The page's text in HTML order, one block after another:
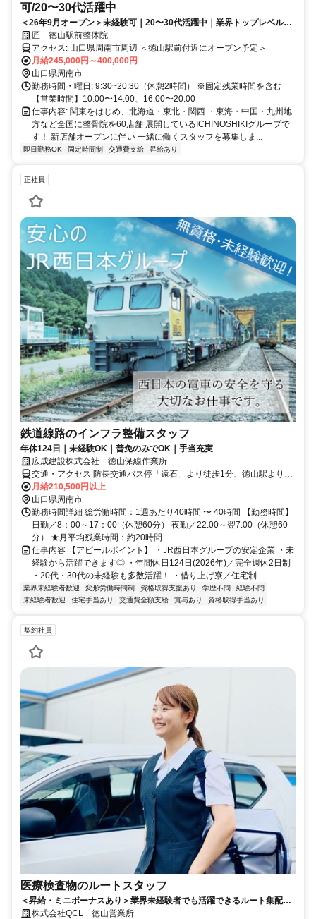
可/20〜30代活躍中
＜26年9月オープン＞未経験可｜20〜30代活躍中｜業界トップレベルの
給与水準｜初回ボーナス80万円・賞与500万円の支給実績あり
匠 徳山駅前整体院
アクセス: 山口県周南市周辺 ＜徳山駅前付近にオープン予定＞
月給245,000円～400,000円
山口県周南市
勤務時間・曜日: 9:30~20:30（休憩2時間） ※固定残業時間を含む
【営業時間】10:00〜14:00、16:00〜20:00
仕事内容: 関東をはじめ、北海道・東北・関西 ・東海・中国・九州地
方など全国に整骨院を60店舗 展開しているICHINOSHIKIグループで
す！ 新店舗オープンに伴い 一緒に働くスタッフを募集しま...
即日勤務OK 固定時間制 交通費支給 昇給あり
正社員
鉄道線路のインフラ整備スタッフ
年休124日｜未経験OK｜普免のみでOK｜手当充実
広成建設株式会社 徳山保線作業所
交通・アクセス 防長交通バス停「遠石」より徒歩1分、徳山駅より車
で約10分
月給210,500円以上
山口県周南市
勤務時間詳細 総労働時間：1週あたり40時間 〜 40時間 【勤務時間】
日勤／8：00～17：00（休憩60分） 夜勤／22:00～翌7:00（休憩60
分） ★月平均残業時間：約20時間
仕事内容 【アピールポイント】 ・JR西日本グループの安定企業 ・未
経験から活躍できます◎ ・年間休日124日(2026年)／完全週休2日制
・20代・30代の未経験も多数活躍！ ・借り上げ寮／住宅制...
業界未経験者歓迎 変形労働時間制 資格取得支援あり 学歴不問
経験不問
未経験者歓迎
住宅手当あり 交通費全額支給 賞与あり 資格取得手当あり
契約社員
医療検査物のルートスタッフ
＜昇給・ミニボーナスあり＞業界未経験者でも活躍できるルート集配の
お仕事＜軽自動車が運転できればOK＞
株式会社QCL 徳山営業所